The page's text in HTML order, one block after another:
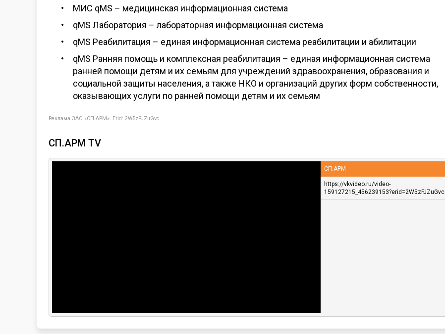
МИС qMS – медицинская информационная система
qMS Лаборатория – лабораторная информационная система
qMS Реабилитация – единая информационная система реабилитации и абилитации
qMS Ранняя помощь и комплексная реабилитация – единая информационная система
ранней помощи детям и их семьям для учреждений здравоохранения, образования и
социальной защиты населения, а также НКО и организаций других форм собственности,
оказывающих услуги по ранней помощи детям и их семьям
Реклама ЗАО «СП.АРМ». Erid: 2W5zFJZuGvc
СП.АРМ TV
СП.АРМ
https://vkvideo.ru/video-
159127215_456239153?erid=2W5zFJZuGvc